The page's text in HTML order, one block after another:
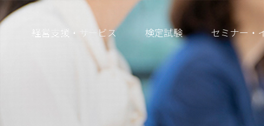
経営支援・サービス 検定試験 セミナー・